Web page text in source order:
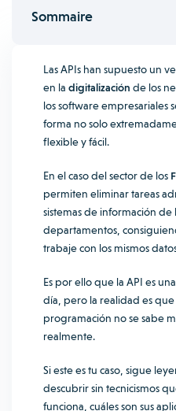
Sommaire
Las APIs han supuesto un
en la digitalización de los
los software empresariales
forma no solo
flexible y fácil.
En el caso del sector de los
permiten eliminar tareas
sistemas de información de
departamentos,
trabaje con los mismos
Es por ello que la API es
día, pero la realidad es
programación no se sabe
realmente.
Si este es tu caso, sigue
descubrir sin tecnicismos
funciona, cuáles son sus